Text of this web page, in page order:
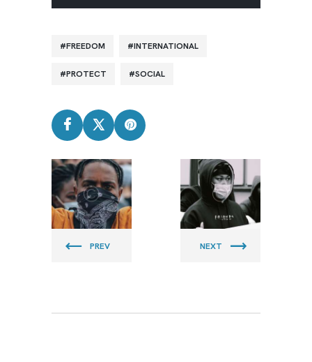
FREEDOM INTERNATIONAL
PROTECT SOCIAL
CLEAN
BEACH
PIRATES
PREV
CLEAN
BEACH
PIRATES
NEXT